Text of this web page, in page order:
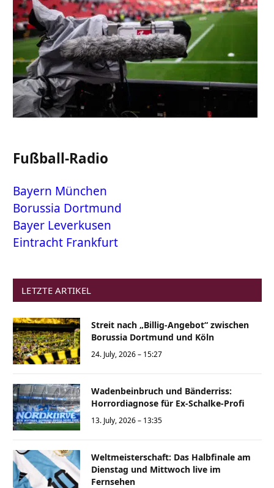
Fußball-Radio
Bayern München
Borussia Dortmund
Bayer Leverkusen
Eintracht Frankfurt
LETZTE ARTIKEL
Streit nach „Billig-Angebot“ zwischen
Borussia Dortmund und Köln
24. July, 2026 – 15:27
Wadenbeinbruch und Bänderriss:
Horrordiagnose für Ex-Schalke-Profi
13. July, 2026 – 13:35
Weltmeisterschaft: Das Halbfinale am
Dienstag und Mittwoch live im
Fernsehen